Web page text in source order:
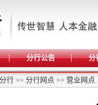
分行公告 分
行 >> 分行网点 >> 营业网点